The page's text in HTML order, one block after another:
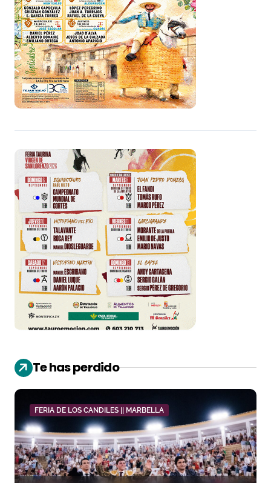
Te has perdido
FERIA DE LOS CANDILES || MARBELLA